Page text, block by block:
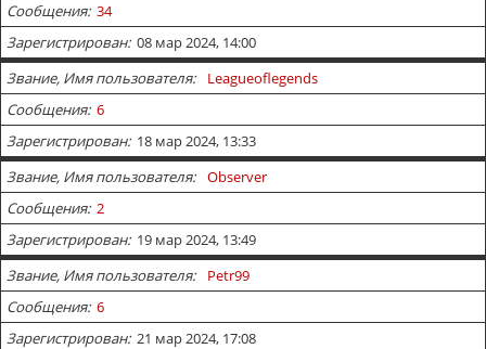
Сообщения 34
Зарегистрирован 08 мар 2024, 14:00
Звание, Имя пользователя
Leagueoflegends
Сообщения 6
Зарегистрирован 18 мар 2024, 13:33
Звание, Имя пользователя
Observer
Сообщения 2
Зарегистрирован 19 мар 2024, 13:49
Звание, Имя пользователя
Petr99
Сообщения 6
Зарегистрирован 21 мар 2024, 17:08